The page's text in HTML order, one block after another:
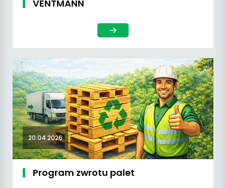
VENTMANN
20.04.2026
Program zwrotu palet